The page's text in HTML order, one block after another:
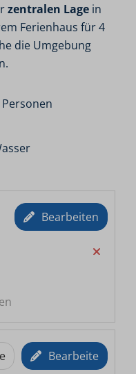
zentralen Lage in
Ferienhaus für 4
die Umgebung
Bearbeiten
Bearbeite